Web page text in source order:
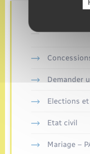
Demander
Elections
Etat civil
Mariage –